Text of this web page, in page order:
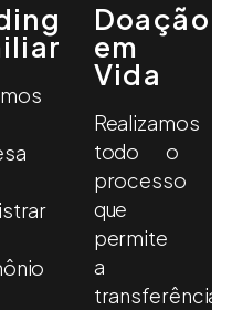
Doação
em
Vida
Realizamos
todo o
processo
que
permite
a
transferência